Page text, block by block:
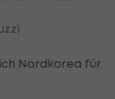
Nordkorea für